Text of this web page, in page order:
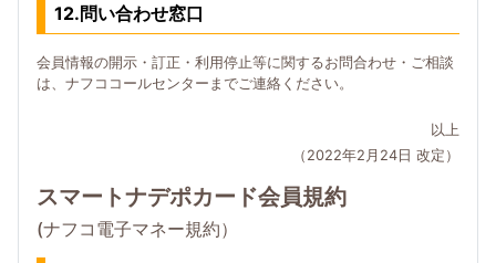
12.問い合わせ窓口
会員情報の開示・訂正・利用停止等に関するお問合わせ・ご相談
は、ナフココールセンターまでご連絡ください。
以上
（2022年2月24日 改定）
スマートナデポカード会員規約
(ナフコ電子マネー規約）